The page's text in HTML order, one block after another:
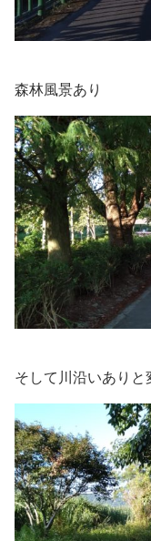
森林風景あり
そして川沿いありと